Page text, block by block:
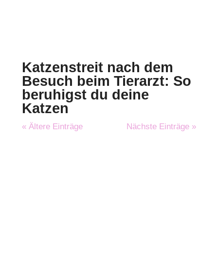
Katzenstreit nach dem
Besuch beim Tierarzt: So
beruhigst du deine
Katzen
« Ältere Einträge Nächste Einträge »